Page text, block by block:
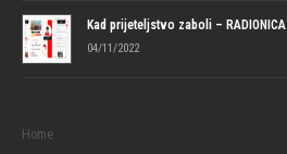
Kad prijeteljstvo zaboli – RADIONICA
04/11/2022
Home